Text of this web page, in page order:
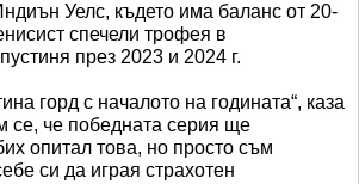
Уелс, където има баланс от 20-
спечели трофея в
през 2023 и 2024 г.
горд с началото на годината“, каза
се, че победната серия ще
опитал това, но просто съм
си да играя страхотен